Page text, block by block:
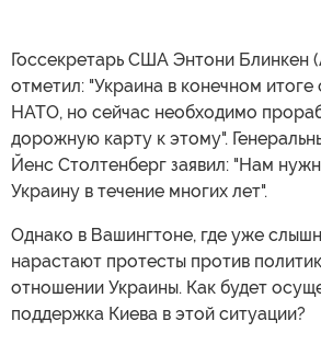
Госсекретарь США Энтони Блинкен
отметил: "Украина в конечном итоге
НАТО, но сейчас необходимо
дорожную карту к этому".
Йенс Столтенберг заявил: "Нам
Украину в течение многих лет".
Однако в Вашингтоне, где уже
нарастают протесты против
отношении Украины. Как будет
поддержка Киева в этой ситуации?